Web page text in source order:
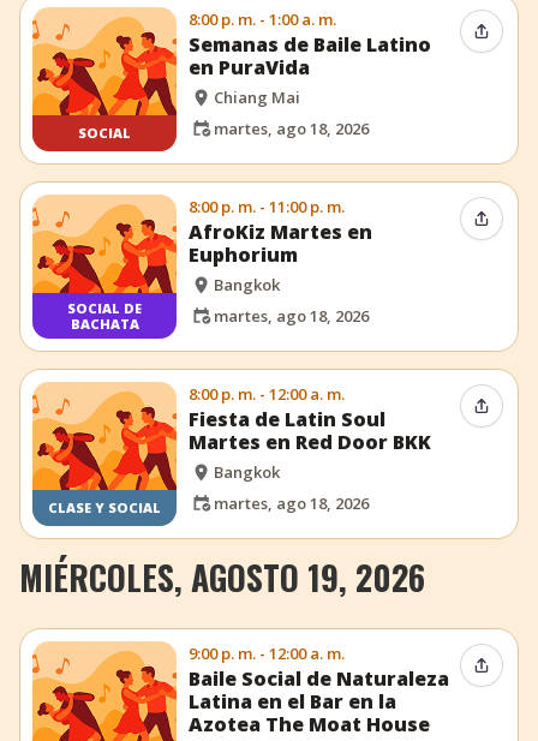
SOCIAL
8:00 p. m. - 1:00 a. m.
Semanas de Baile Latino
en PuraVida
Chiang Mai
martes, ago 18, 2026
SOCIAL DE
BACHATA
8:00 p. m. - 11:00 p. m.
AfroKiz Martes en
Euphorium
Bangkok
martes, ago 18, 2026
CLASE Y SOCIAL
8:00 p. m. - 12:00 a. m.
Fiesta de Latin Soul
Martes en Red Door BKK
Bangkok
martes, ago 18, 2026
MIÉRCOLES, AGOSTO 19, 2026
9:00 p. m. - 12:00 a. m.
Baile Social de Naturaleza
Latina en el Bar en la
Azotea The Moat House